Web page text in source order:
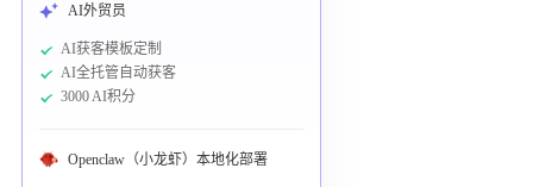
AI外贸员
AI获客模板定制
AI全托管自动获客
3000 AI积分
Openclaw（小龙虾）本地化部署